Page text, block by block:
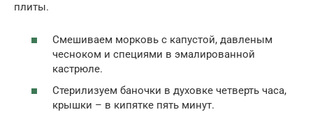
плиты.
Смешиваем морковь с капустой, давленым
чесноком и специями в эмалированной
кастрюле.
Стерилизуем баночки в духовке четверть часа,
крышки – в кипятке пять минут.